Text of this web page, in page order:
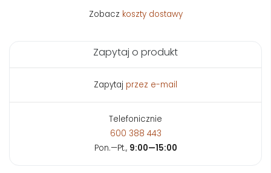
Zobacz koszty dostawy
Zapytaj o produkt
Zapytaj przez e-mail
Telefonicznie
600 388 443
Pon.—Pt., 9:00—15:00